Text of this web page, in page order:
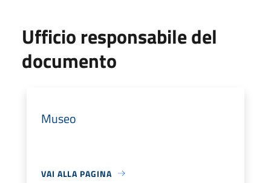
Ufficio responsabile del
documento
Museo
VAI ALLA PAGINA